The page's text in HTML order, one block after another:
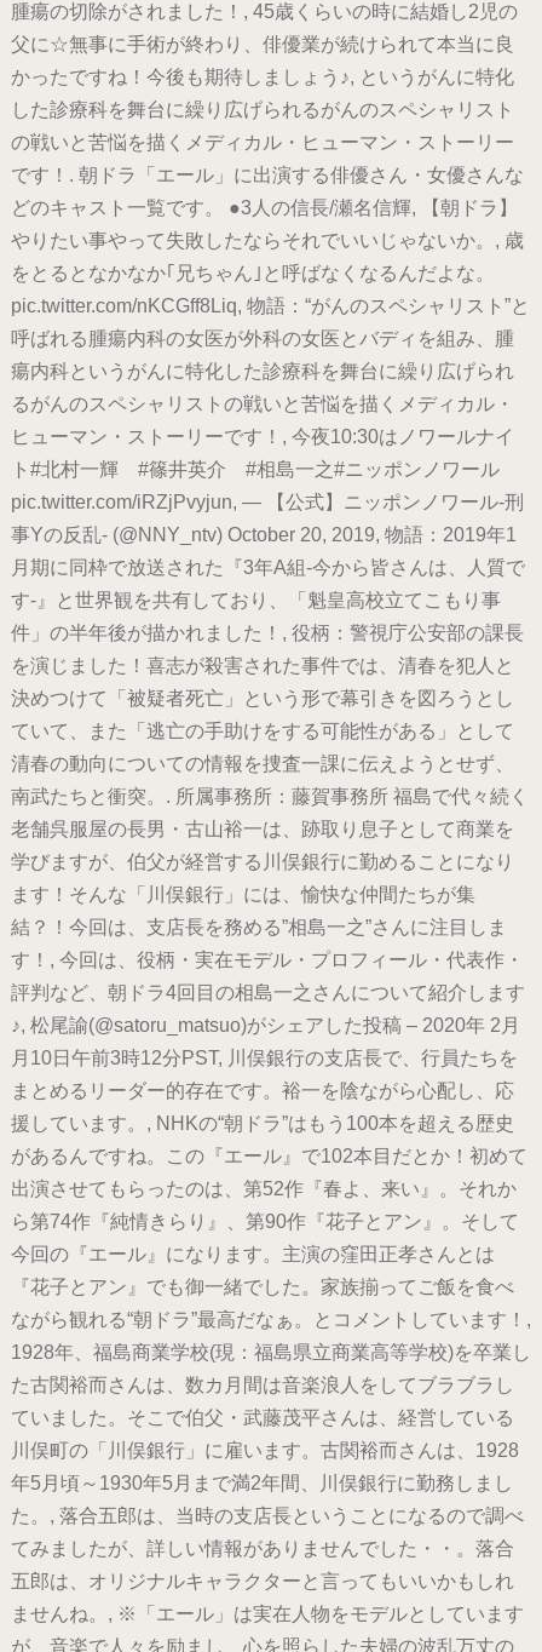
腫瘍の切除がされました！, 45歳くらいの時に結婚し2児の
父に☆無事に手術が終わり、俳優業が続けられて本当に良
かったですね！今後も期待しましょう♪, というがんに特化
した診療科を舞台に繰り広げられるがんのスペシャリスト
の戦いと苦悩を描くメディカル・ヒューマン・ストーリー
です！. 朝ドラ「エール」に出演する俳優さん・女優さんな
どのキャスト一覧です。 ●3人の信長/瀬名信輝, 【朝ドラ】
やりたい事やって失敗したならそれでいいじゃないか。, 歳
をとるとなかなか｢兄ちゃん｣と呼ばなくなるんだよな。
pic.twitter.com/nKCGff8Liq, 物語：“がんのスペシャリスト”と
呼ばれる腫瘍内科の女医が外科の女医とバディを組み、腫
瘍内科というがんに特化した診療科を舞台に繰り広げられ
るがんのスペシャリストの戦いと苦悩を描くメディカル・
ヒューマン・ストーリーです！, 今夜10:30はノワールナイ
ト#北村一輝 #篠井英介 #相島一之#ニッポンノワール
pic.twitter.com/iRZjPvyjun, — 【公式】ニッポンノワール-刑
事Yの反乱- (@NNY_ntv) October 20, 2019, 物語：2019年1
月期に同枠で放送された『3年A組-今から皆さんは、人質で
す-』と世界観を共有しており、「魁皇高校立てこもり事
件」の半年後が描かれました！, 役柄：警視庁公安部の課長
を演じました！喜志が殺害された事件では、清春を犯人と
決めつけて「被疑者死亡」という形で幕引きを図ろうとし
ていて、また「逃亡の手助けをする可能性がある」として
清春の動向についての情報を捜査一課に伝えようとせず、
南武たちと衝突。. 所属事務所：藤賀事務所 福島で代々続く
老舗呉服屋の長男・古山裕一は、跡取り息子として商業を
学びますが、伯父が経営する川俣銀行に勤めることになり
ます！そんな「川俣銀行」には、愉快な仲間たちが集
結？！今回は、支店長を務める”相島一之”さんに注目しま
す！, 今回は、役柄・実在モデル・プロフィール・代表作・
評判など、朝ドラ4回目の相島一之さんについて紹介します
♪, 松尾諭(@satoru_matsuo)がシェアした投稿 – 2020年 2月
月10日午前3時12分PST, 川俣銀行の支店長で、行員たちを
まとめるリーダー的存在です。裕一を陰ながら心配し、応
援しています。, NHKの“朝ドラ”はもう100本を超える歴史
があるんですね。この『エール』で102本目だとか！初めて
出演させてもらったのは、第52作『春よ、来い』。それか
ら第74作『純情きらり』、第90作『花子とアン』。そして
今回の『エール』になります。主演の窪田正孝さんとは
『花子とアン』でも御一緒でした。家族揃ってご飯を食べ
ながら観れる“朝ドラ”最高だなぁ。とコメントしています！,
1928年、福島商業学校(現：福島県立商業高等学校)を卒業し
た古関裕而さんは、数カ月間は音楽浪人をしてブラブラし
ていました。そこで伯父・武藤茂平さんは、経営している
川俣町の「川俣銀行」に雇います。古関裕而さんは、1928
年5月頃～1930年5月まで満2年間、川俣銀行に勤務しまし
た。, 落合五郎は、当時の支店長ということになるので調べ
てみましたが、詳しい情報がありませんでした・・。落合
五郎は、オリジナルキャラクターと言ってもいいかもしれ
ませんね。, ※「エール」は実在人物をモデルとしています
が、音楽で人々を励まし、心を照らした夫婦の波乱万丈の